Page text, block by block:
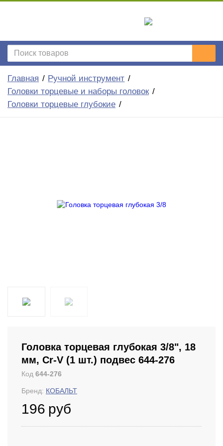
Главная
Ручной инструмент
Головки торцевые и наборы головок
Головки торцевые глубокие
Головка торцевая глубокая 3/8", 18
мм, Cr-V (1 шт.) подвес 644-276
Код 644-276
Бренд: КОБАЛЬТ
196 руб